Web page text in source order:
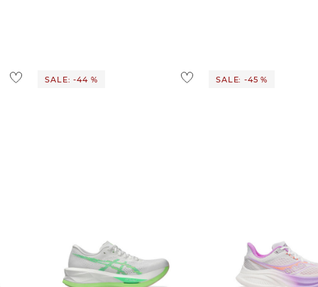
Ausland findest duhier
SALE: -44 % SALE: -45 %